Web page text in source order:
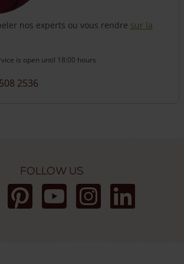
nos experts ou vous rendre sur la
is open until 18:00 hours
2536
Follow us